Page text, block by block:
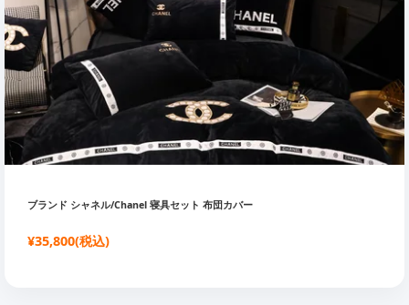
ブランド シャネル/Chanel 寝具セット 布団カバー
¥35,800(税込)